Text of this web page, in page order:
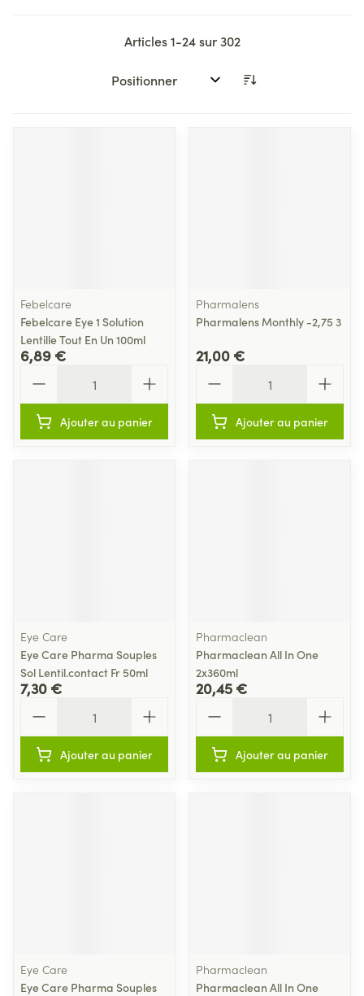
Articles1-24sur302
Trier par:
Febelcare
Febelcare Eye 1 Solution
Lentille Tout En Un 100ml
6,89 €
Ajouter au panier
Pharmalens
Pharmalens Monthly -2,75 3
21,00 €
Ajouter au panier
Eye Care
Eye Care Pharma Souples
Sol Lentil.contact Fr 50ml
7,30 €
Ajouter au panier
Pharmaclean
Pharmaclean All In One
2x360ml
20,45 €
Ajouter au panier
Eye Care
Eye Care Pharma Souples
Pharmaclean
Pharmaclean All In One